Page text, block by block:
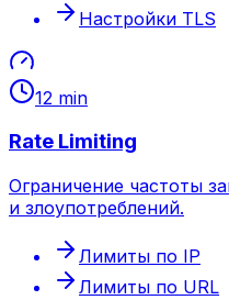
Настройки TLS
12 min
Rate Limiting
Ограничение частоты
и злоупотреблений.
Лимиты по IP
Лимиты по URL